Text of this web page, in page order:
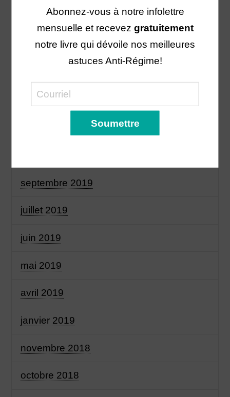
avril 2020
mars 2020
janvier 2020
septembre 2019
juillet 2019
juin 2019
mai 2019
avril 2019
janvier 2019
novembre 2018
octobre 2018
Abonnez-vous à notre infolettre
mensuelle et recevez gratuitement
notre livre qui dévoile nos meilleures
astuces Anti-Régime!